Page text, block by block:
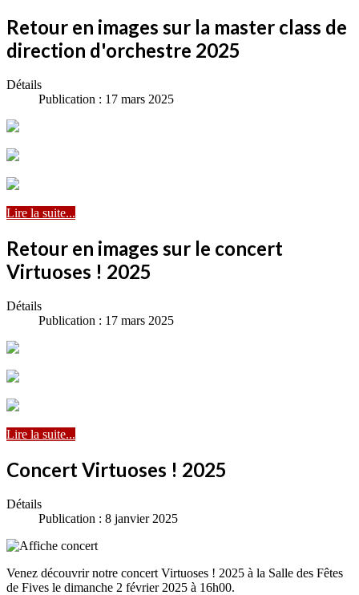
Retour en images sur la master class de
direction d'orchestre 2025
Détails
Publication : 17 mars 2025
Lire la suite...
Retour en images sur le concert
Virtuoses ! 2025
Détails
Publication : 17 mars 2025
Lire la suite...
Concert Virtuoses ! 2025
Détails
Publication : 8 janvier 2025
Venez découvrir notre concert Virtuoses ! 2025 à la Salle des Fêtes
de Fives le dimanche 2 février 2025 à 16h00.